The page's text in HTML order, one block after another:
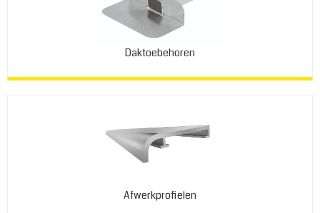
Daktoebehoren
Afwerkprofielen